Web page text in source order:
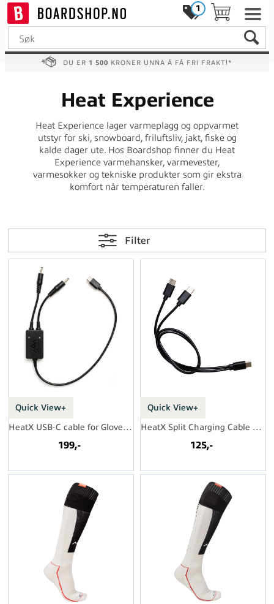
1
DU ER 1 500 KRONER UNNA Å FÅ FRI FRAKT!*
Heat Experience
Heat Experience lager varmeplagg og oppvarmet
utstyr for ski, snowboard, friluftsliv, jakt, fiske og
kalde dager ute. Hos Boardshop finner du Heat
Experience varmehansker, varmevester,
varmesokker og tekniske produkter som gir ekstra
komfort når temperaturen faller.
Filter
Quick View+
HeatX USB-C cable for Glove Battery v2
199,-
Quick View+
HeatX Split Charging Cable USBC-USBC
125,-